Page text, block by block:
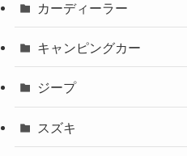
カーディーラー
キャンピングカー
ジープ
スズキ